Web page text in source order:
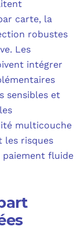
carte, la
robustes
Les
intégrer
sensibles et
multicouche
les risques
paiement fluide